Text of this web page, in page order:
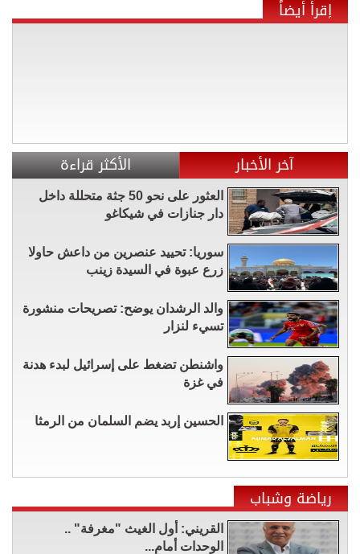
إقرأ أيضاً
آخر الأخبار الأكثر قراءة
العثور على نحو 50 جثة متحللة داخل
دار جنازات في شيكاغو
سوريا: تحييد عنصرين من داعش حاولا
زرع عبوة في السيدة زينب
والد الرشدان يوضح: تصريحات منشورة
تسيء لنزار
واشنطن تضغط على إسرائيل لبدء هدنة
في غزة
الحسين إربد يضم السلمان من الرمثا
رياضة وشباب
القريني: أول الغيث "مغرفة" ..
الوحدات أمام...